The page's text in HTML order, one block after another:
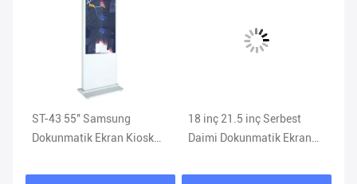
ST-43 55'' Samsung
Dokunmatik Ekran Kiosk
18 inç 21.5 inç Serbest
Daimi Dokunmatik Ekran